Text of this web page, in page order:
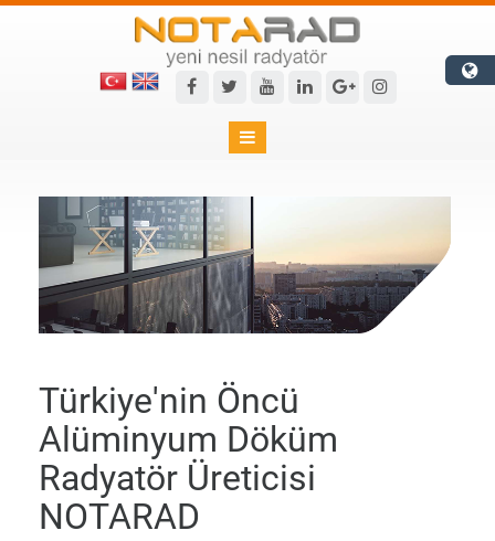

Türkiye'nin Öncü
Alüminyum Döküm
Radyatör Üreticisi
NOTARAD